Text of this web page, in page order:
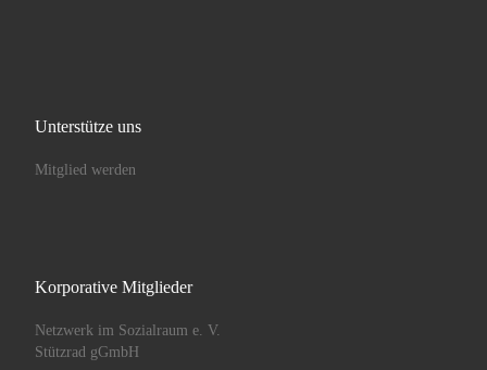
Unterstütze uns
Mitglied werden
Korporative Mitglieder
Netzwerk im Sozialraum e. V.
Stützrad gGmbH